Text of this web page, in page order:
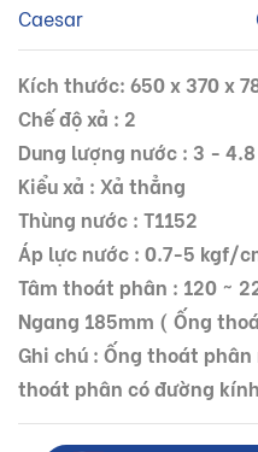
Caesar
Kích thước: 650 x 370 x
Chế độ xả : 2
Dung lượng nước : 3 -
Kiểu xả : Xả thẳng
Thùng nước : T1152
Áp lực nước : 0.7-5 kgf/
Tâm thoát phân : 120 ~
Ngang 185mm ( Ống
Ghi chú : Ống thoát
thoát phân có đường